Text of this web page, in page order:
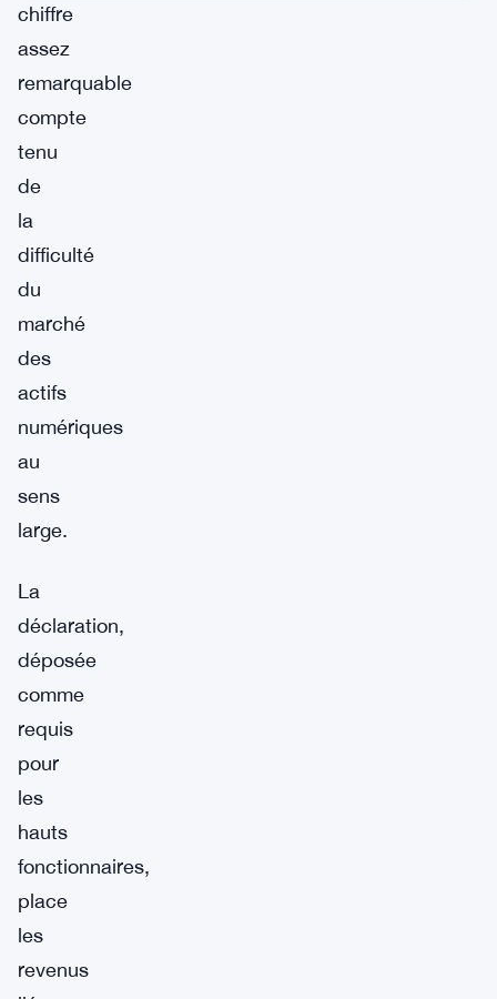
chiffre
assez
remarquable
compte
tenu
de
la
difficulté
du
marché
des
actifs
numériques
au
sens
large.
La
déclaration,
déposée
comme
requis
pour
les
hauts
fonctionnaires,
place
les
revenus